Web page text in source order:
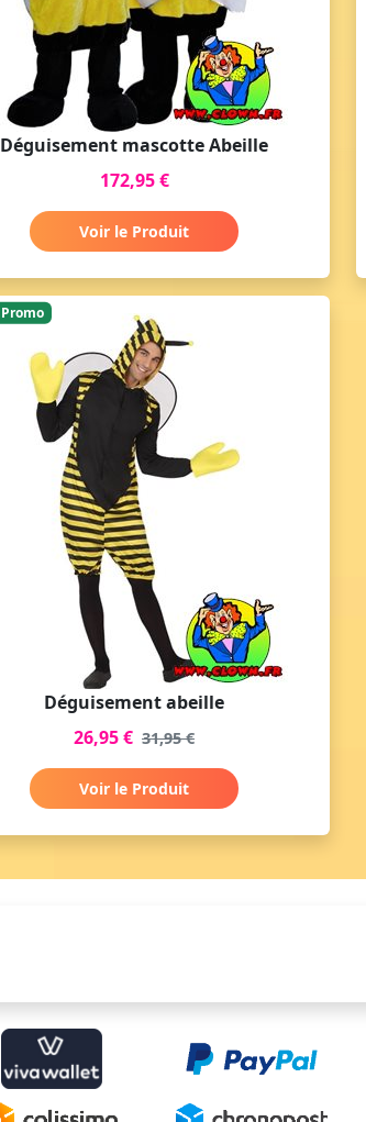
Déguisement mascotte Abeille
172,95 €
Voir le Produit
Promo
Déguisement abeille
26,95 € 31,95 €
Voir le Produit